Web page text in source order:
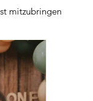
mitzubringen